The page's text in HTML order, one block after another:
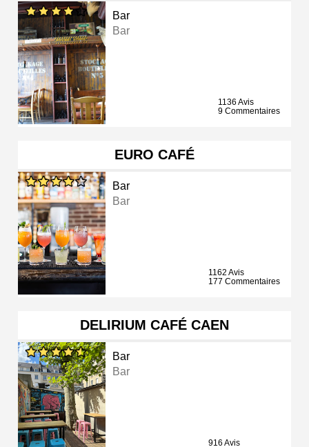
Bar
Bar
1136 Avis
9 Commentaires
EURO CAFÉ
Bar
Bar
1162 Avis
177 Commentaires
DELIRIUM CAFÉ CAEN
Bar
Bar
916 Avis